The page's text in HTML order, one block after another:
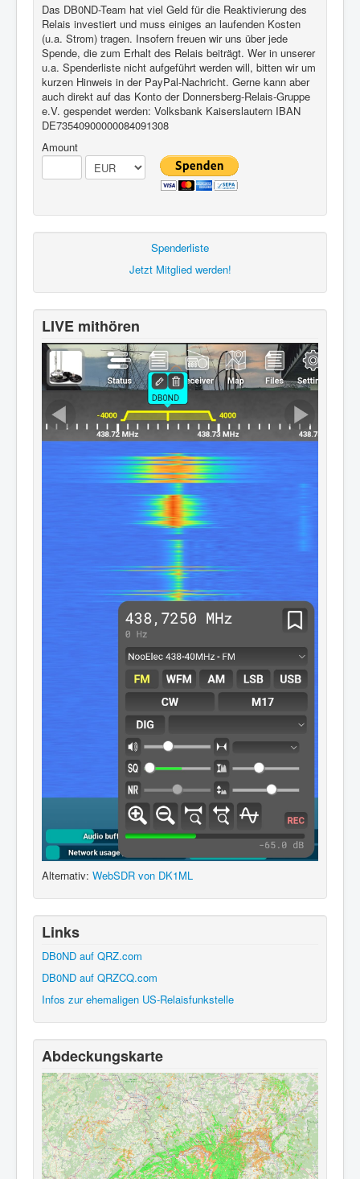
Das DB0ND-Team hat viel Geld für die Reaktivierung des
Relais investiert und muss einiges an laufenden Kosten
(u.a. Strom) tragen. Insofern freuen wir uns über jede
Spende, die zum Erhalt des Relais beiträgt. Wer in unserer
u.a. Spenderliste nicht aufgeführt werden will, bitten wir um
kurzen Hinweis in der PayPal-Nachricht. Gerne kann aber
auch direkt auf das Konto der Donnersberg-Relais-Gruppe
e.V. gespendet werden: Volksbank Kaiserslautern IBAN
DE73540900000084091308
Amount
Spenderliste
Jetzt Mitglied werden!
LIVE mithören
Alternativ: WebSDR von DK1ML
Links
DB0ND auf QRZ.com
DB0ND auf QRZCQ.com
Infos zur ehemaligen US-Relaisfunkstelle
Abdeckungskarte